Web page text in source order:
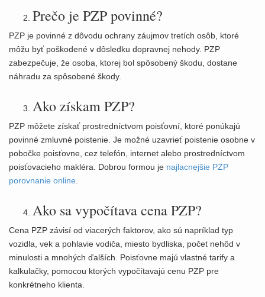
Prečo je PZP povinné?
PZP je povinné z dôvodu ochrany záujmov tretích osôb, ktoré
môžu byť poškodené v dôsledku dopravnej nehody. PZP
zabezpečuje, že osoba, ktorej bol spôsobený škodu, dostane
náhradu za spôsobené škody.
Ako získam PZP?
PZP môžete získať prostredníctvom poisťovní, ktoré ponúkajú
povinné zmluvné poistenie. Je možné uzavrieť poistenie osobne v
pobočke poisťovne, cez telefón, internet alebo prostredníctvom
poisťovacieho makléra. Dobrou formou je najlacnejšie PZP
porovnanie online
Ako sa vypočítava cena PZP?
Cena PZP závisí od viacerých faktorov, ako sú napríklad typ
vozidla, vek a pohlavie vodiča, miesto bydliska, počet nehôd v
minulosti a mnohých ďalších. Poisťovne majú vlastné tarify a
kalkulačky, pomocou ktorých vypočítavajú cenu PZP pre
konkrétneho klienta.